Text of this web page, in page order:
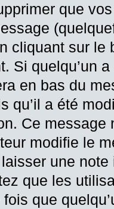
que
cliquant sur le
Si quelqu’un
en bas du
qu’il a été
Ce message
modifie le
une
que les
que